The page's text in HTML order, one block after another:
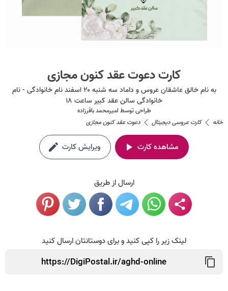
کارت دعوت عقد کنون مجازی
به نام خالق عاشقان عروس و داماد سه شنبه ۲۰ اسفند نام خانوادگی - نام
خانوادگی سالن عقد کبیر ساعت ۱۸
طراحی توسط امیرمحمد باقرزاده
خانه
کارت عروسی دیجیتال دعوت عقد کنون مجازی
مشاهده کارت ویرایش کارت
ارسال از طریق
لینک زیر را کپی کنید و برای دوستانتان ارسال کنید